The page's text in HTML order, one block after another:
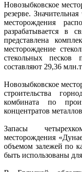
Новозыбковское
резерве.
месторождения
разрабатывается в
представлена
месторождение
стекольных
составляют 29,36
Новозыбковское
строительства
комбината по
концентратов
Запасы
месторождения
объемом залежей по
быть использованы